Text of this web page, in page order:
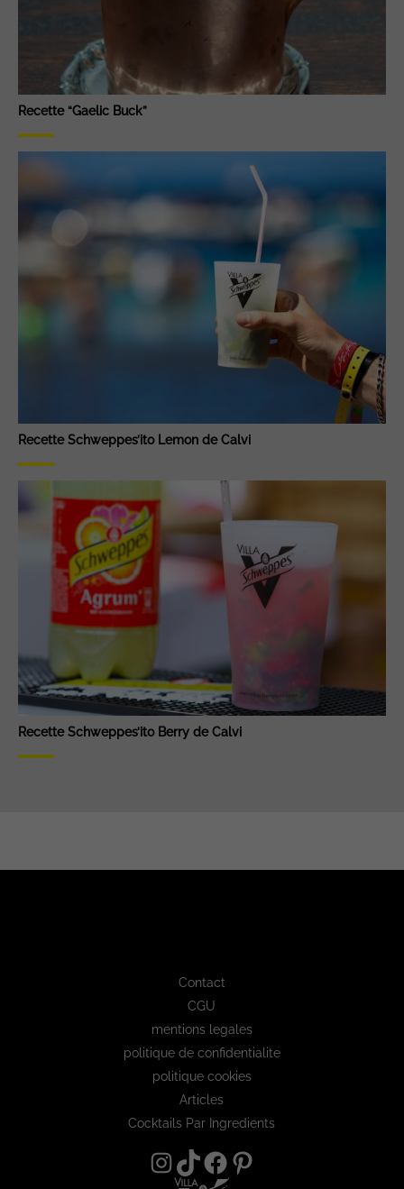
Recette “Gaelic Buck”
Recette Schweppes’ito Lemon de Calvi
Recette Schweppes’ito Berry de Calvi
Contact
CGU
mentions legales
politique de confidentialite
politique cookies
Articles
Cocktails Par Ingredients